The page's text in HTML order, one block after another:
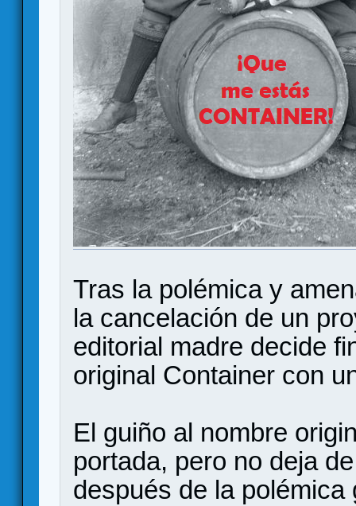
Tras la polémica y
la cancelación de un
editorial madre decide
original Container con
El guiño al nombre
portada, pero no deja
después de la polémica